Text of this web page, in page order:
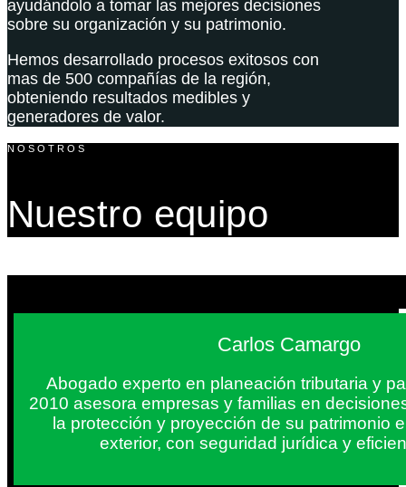
ayudándolo a tomar las mejores decisiones
sobre su organización y su patrimonio.
Hemos desarrollado procesos exitosos con
mas de 500 compañías de la región,
obteniendo resultados medibles y
generadores de valor.
NOSOTROS
Nuestro equipo
Carlos Camargo
Abogado experto en planeación tributaria y
2010 asesora empresas y familias en
la protección y proyección de su patrimonio
exterior, con seguridad jurídica y